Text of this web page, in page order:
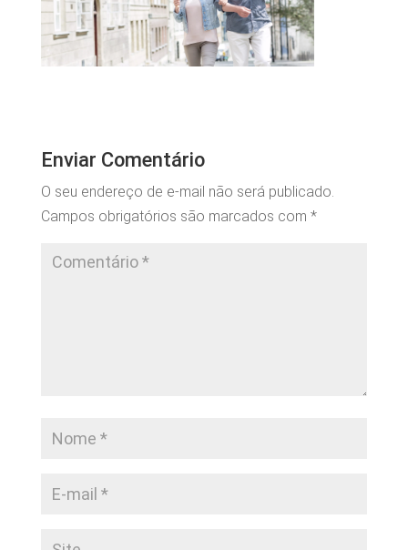
Enviar Comentário
O seu endereço de e-mail não será publicado.
Campos obrigatórios são marcados com *